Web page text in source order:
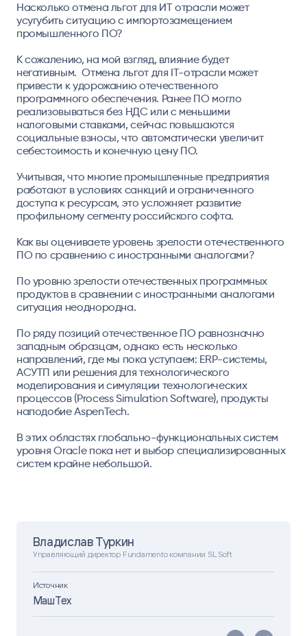
Владислав Туркин
Управляющий директор Fundamento компании SL Soft
Источник
МашТех
Насколько отмена льгот для ИТ отрасли может
усугубить ситуацию с импортозамещением
промышленного ПО?
К сожалению, на мой взгляд, влияние будет
негативным. Отмена льгот для IT-отрасли может
привести к удорожанию отечественного
программного обеспечения. Ранее ПО могло
реализовываться без НДС или с меньшими
налоговыми ставками, сейчас повышаются
социальные взносы, что автоматически увеличит
себестоимость и конечную цену ПО.
Учитывая, что многие промышленные предприятия
работают в условиях санкций и ограниченного
доступа к ресурсам, это усложняет развитие
профильному сегменту российского софта.
Как вы оцениваете уровень зрелости отечественного
ПО по сравнению с иностранными аналогами?
По уровню зрелости отечественных программных
продуктов в сравнении с иностранными аналогами
ситуация неоднородна.
По ряду позиций отечественное ПО равнозначно
западным образцам, однако есть несколько
направлений, где мы пока уступаем: ERP-системы,
АСУТП или решения для технологического
моделирования и симуляции технологических
процессов (Process Simulation Software), продукты
наподобие AspenTech.
В этих областях глобально-функциональных систем
уровня Oracle пока нет и выбор специализированных
систем крайне небольшой.